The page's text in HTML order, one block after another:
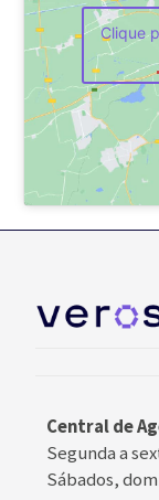
Clique
Central de
Segunda a
Sábados,